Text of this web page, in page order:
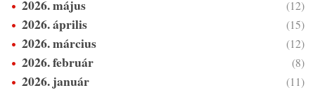
2026. május (12)
2026. április (15)
2026. március (12)
2026. február (8)
2026. január (11)